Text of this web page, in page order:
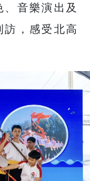
音樂演出及
，感受北高